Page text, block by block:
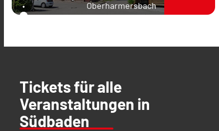
Oberharmersbach
Tickets für alle
Veranstaltungen in
Südbaden